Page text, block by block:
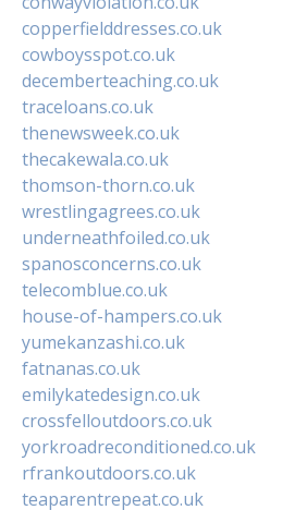
copperfielddresses.co.uk
cowboysspot.co.uk
decemberteaching.co.uk
traceloans.co.uk
thenewsweek.co.uk
thecakewala.co.uk
thomson-thorn.co.uk
wrestlingagrees.co.uk
underneathfoiled.co.uk
spanosconcerns.co.uk
telecomblue.co.uk
house-of-hampers.co.uk
yumekanzashi.co.uk
fatnanas.co.uk
emilykatedesign.co.uk
crossfelloutdoors.co.uk
yorkroadreconditioned.co.uk
rfrankoutdoors.co.uk
teaparentrepeat.co.uk